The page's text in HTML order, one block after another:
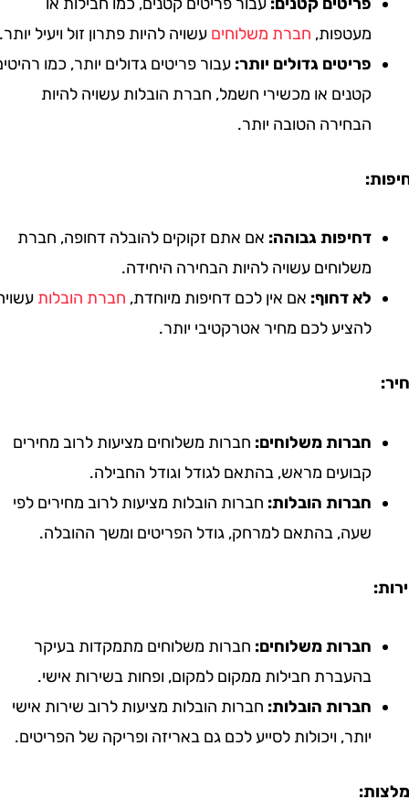
מעטפות,חברת משלוחיםעשויה להיות פתרון זול ויעיל יותר.
פריטים גדולים יותר:עבור פריטים גדולים יותר, כמו רהיטים
קטנים או מכשירי חשמל, חברת הובלות עשויה להיות
הבחירה הטובה יותר.
דחיפות גבוהה:אם אתם זקוקים להובלה דחופה, חברת
משלוחים עשויה להיות הבחירה היחידה.
לא דחוף:אם אין לכם דחיפות מיוחדת,חברת הובלותעשויה
להציע לכם מחיר אטרקטיבי יותר.
חברות משלוחים:חברות משלוחים מציעות לרוב מחירים
קבועים מראש, בהתאם לגודל וגודל החבילה.
חברות הובלות:חברות הובלות מציעות לרוב מחירים לפי
שעה, בהתאם למרחק, גודל הפריטים ומשך ההובלה.
חברות משלוחים:חברות משלוחים מתמקדות בעיקר
בהעברת חבילות ממקום למקום, ופחות בשירות אישי.
חברות הובלות:חברות הובלות מציעות לרוב שירות אישי
יותר, ויכולות לסייע לכם גם באריזה ופריקה של הפריטים.